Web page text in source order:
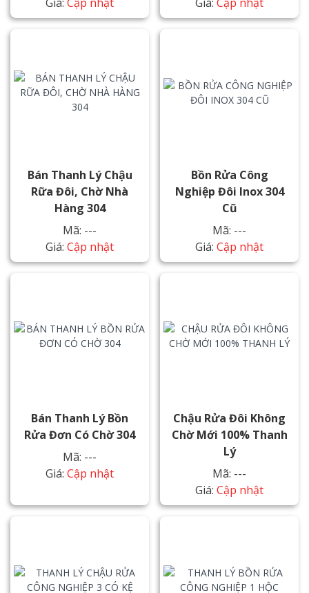
Bán Thanh Lý Chậu
Rữa Đôi, Chờ Nhà
Hàng 304
Mã: ---
Giá: Cập nhật
Bồn Rửa Công
Nghiệp Đôi Inox 304
Cũ
Mã: ---
Giá: Cập nhật
Bán Thanh Lý Bồn
Rửa Đơn Có Chờ 304
Mã: ---
Giá: Cập nhật
Chậu Rửa Đôi Không
Chờ Mới 100% Thanh
Lý
Mã: ---
Giá: Cập nhật